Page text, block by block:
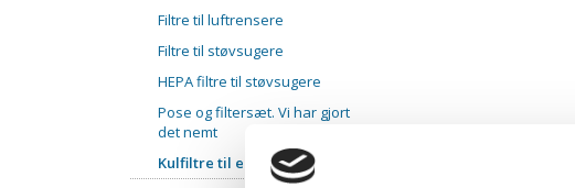
Filtre til luftrensere
Filtre til støvsugere
HEPA filtre til støvsugere
Pose og filtersæt. Vi har gjort
det nemt
Kulfiltre til emhætte